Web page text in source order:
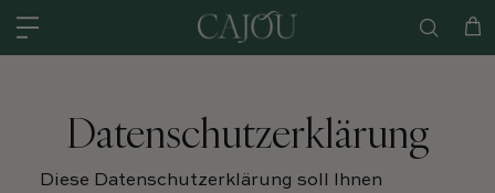
USA: VERSAND AUS UNSEREM LAGER IN CHARLOTTE, NC –
Datenschutzerklärung
Diese Datenschutzerklärung soll Ihnen